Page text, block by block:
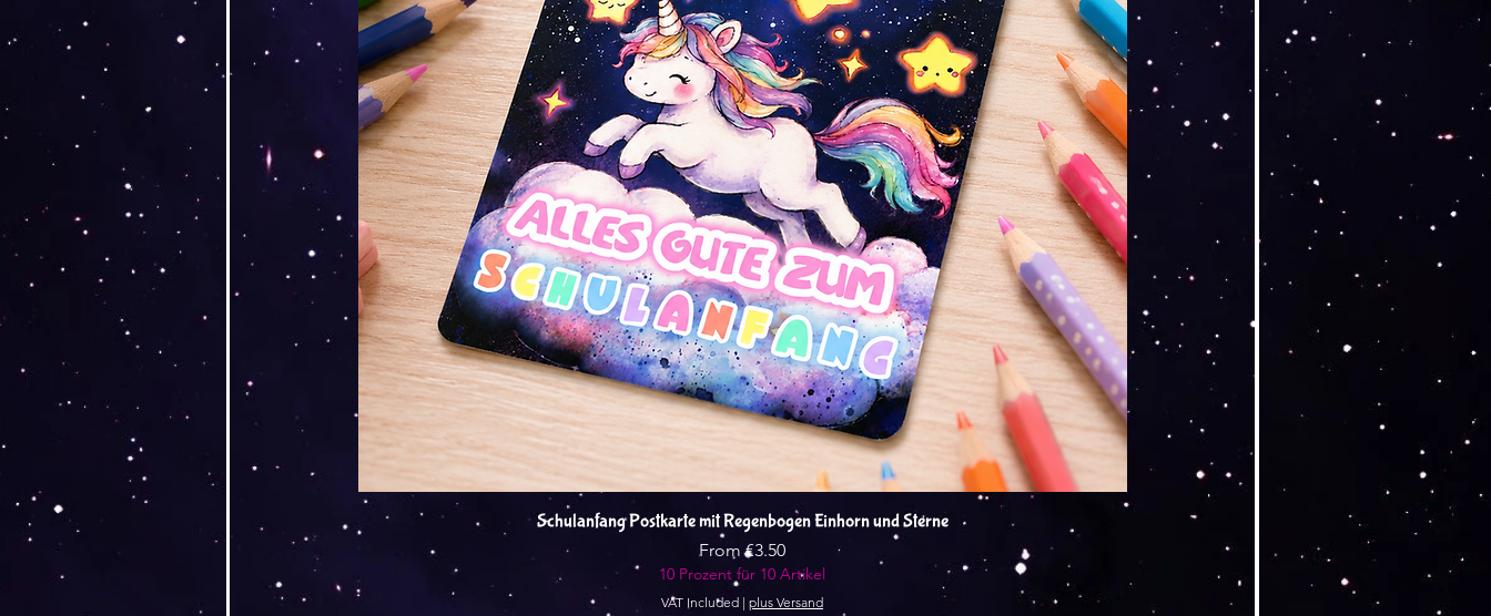
Quick View
Schulanfang Postkarte mit Regenbogen Einhorn und Sterne
From€3.50
Sale Price
10 Prozent für 10 Artikel
VAT Included | plus Versand